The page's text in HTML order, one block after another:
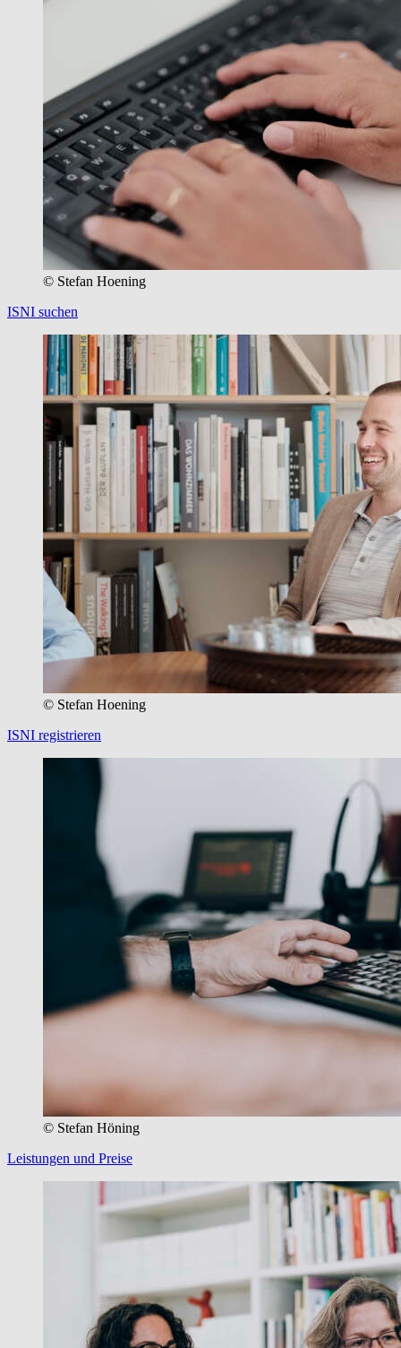
© Stefan Hoening
ISNI suchen
© Stefan Hoening
ISNI registrieren
© Stefan Höning
Leistungen und Preise